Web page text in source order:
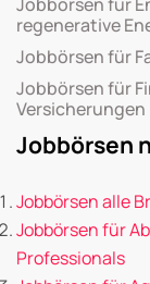
regenerative
Jobbörsen für
Jobbörsen für
Versicherungen
Jobbörsen
Jobbörsen alle
Jobbörsen für
Professionals